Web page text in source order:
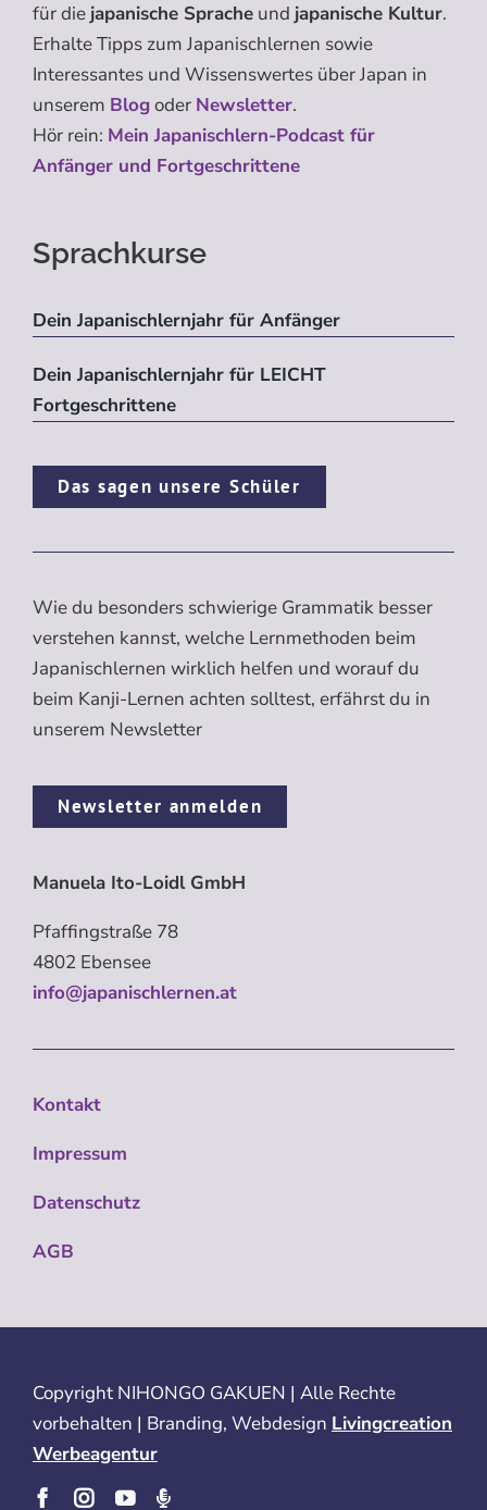
für die japanische Sprache und japanische Kultur.
Erhalte Tipps zum Japanischlernen sowie
Interessantes und Wissenswertes über Japan in
unserem Blogoder Newsletter.
Hör rein: Mein Japanischlern-Podcast für
Anfänger und Fortgeschrittene
Sprachkurse
Dein Japanischlernjahr für Anfänger
Dein Japanischlernjahr für LEICHT
Fortgeschrittene
Das sagen unsere Schüler
Wie du besonders schwierige Grammatik besser
verstehen kannst, welche Lernmethoden beim
Japanischlernen wirklich helfen und worauf du
beim Kanji-Lernen achten solltest, erfährst du in
unserem Newsletter
Newsletter anmelden
Manuela Ito-Loidl GmbH
Pfaffingstraße 78
4802 Ebensee
info@japanischlernen.at
Kontakt
Impressum
Datenschutz
AGB
Copyright NIHONGO GAKUEN | Alle Rechte
vorbehalten | Branding, Webdesign Livingcreation
Werbeagentur